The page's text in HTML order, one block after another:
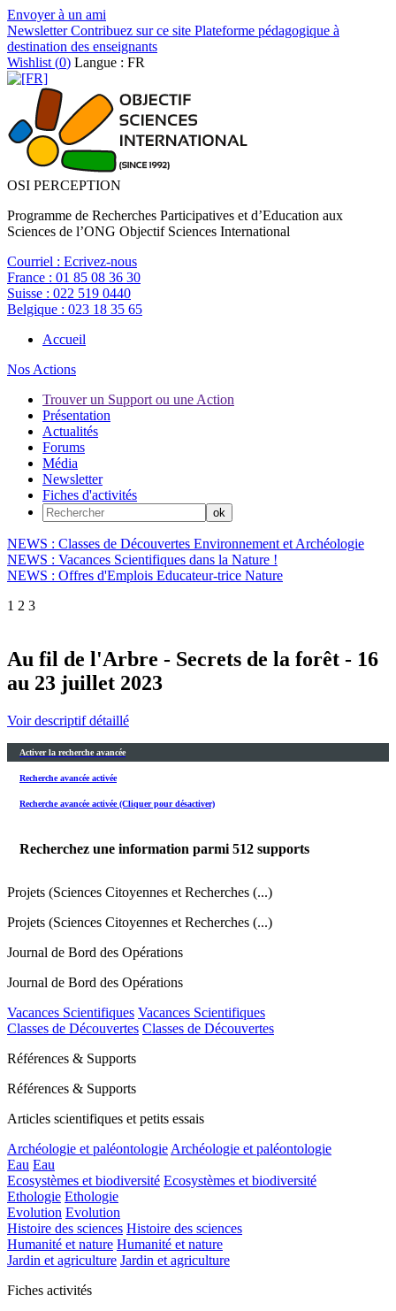
Envoyer à un ami
NewsletterContribuez sur ce site Plateforme pédagogique à
destination des enseignants
Wishlist (0) Langue : FR
OSI PERCEPTION
Programme de Recherches Participatives et d’Education aux
Sciences de l’ONG Objectif Sciences International
Courriel : Ecrivez-nous
France : 01 85 08 36 30
Suisse : 022 519 0440
Belgique : 023 18 35 65
Accueil
Nos Actions
Trouver un Support ou une Action
Présentation
Actualités
Forums
Média
Newsletter
Fiches d'activités
NEWS : Classes de Découvertes Environnement et Archéologie
NEWS : Vacances Scientifiques dans la Nature !
NEWS : Offres d'Emplois Educateur-trice Nature
1 2 3
Au fil de l'Arbre - Secrets de la forêt - 16
au 23 juillet 2023
Voir descriptif détaillé
Activer la recherche avancée
Recherche avancée activée
Recherche avancée activée (Cliquer pour désactiver)
Recherchez une information parmi 512 supports
Projets (Sciences Citoyennes et Recherches (...)
Projets (Sciences Citoyennes et Recherches (...)
Journal de Bord des Opérations
Journal de Bord des Opérations
Vacances Scientifiques Vacances Scientifiques
Classes de Découvertes Classes de Découvertes
Références & Supports
Références & Supports
Articles scientifiques et petits essais
Archéologie et paléontologie Archéologie et paléontologie
Eau Eau
Ecosystèmes et biodiversité Ecosystèmes et biodiversité
Ethologie Ethologie
Evolution Evolution
Histoire des sciences Histoire des sciences
Humanité et nature Humanité et nature
Jardin et agriculture Jardin et agriculture
Fiches activités